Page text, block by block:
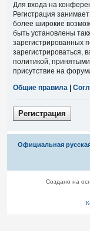
Для входа на
Регистрация
более широкие
быть установлены
зарегистрированных
зарегистрироваться,
политикой,
присутствие на
Общие правила
Регистрация
Официальная
Связаться с
Создано на